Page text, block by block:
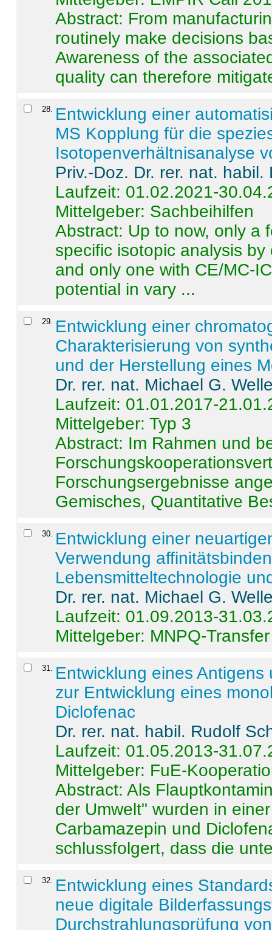
Abstract: From
routinely make decisions
Awareness of the
quality can therefore
28. Entwicklung einer
MS Kopplung für die
Isotopenverhältnisanalyse
Priv.-Doz. Dr. rer. nat.
Laufzeit: 01.02.2021-
Mittelgeber: Sachbeihilfen
Abstract: Up to now, only a
specific isotopic analysis
and only one with CE/MC-
potential in vary ...
29. Entwicklung einer
Charakterisierung von
und der Herstellung eines
Dr. rer. nat. Michael G.
Laufzeit: 01.01.2017-
Mittelgeber: Typ 3
Abstract: Im Rahmen und
Forschungsergebnisse
Gemisches, Quantitative
30. Entwicklung einer
Verwendung
Lebensmitteltechnologie
Dr. rer. nat. Michael G.
Laufzeit: 01.09.2013-
Mittelgeber: MNPQ-Transfer
31. Entwicklung eines
zur Entwicklung eines
Diclofenac
Dr. rer. nat. habil. Rudolf
Laufzeit: 01.05.2013-
Mittelgeber: FuE-
Abstract:Als
der Umwelt" wurden in
Carbamazepin und
schlussfolgert, dass die
32. Entwicklung eines
neue digitale
Durchstrahlungsprüfung